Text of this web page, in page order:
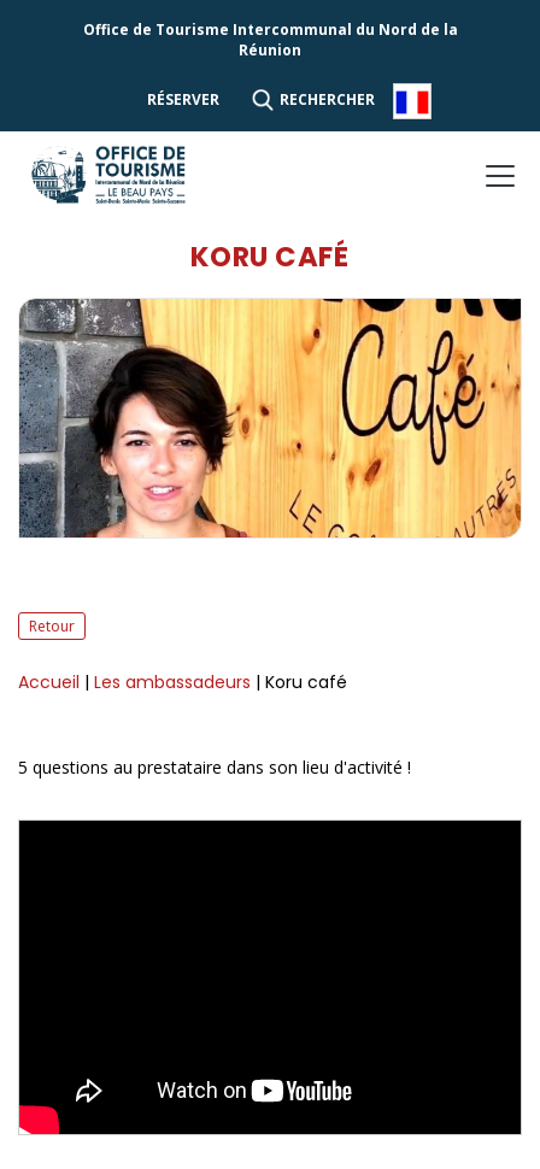
Office de Tourisme Intercommunal du Nord de la
Réunion
RÉSERVER RECHERCHER
KORU CAFÉ
Retour
Accueil | Les ambassadeurs | Koru café
5 questions au prestataire dans son lieu d'activité !